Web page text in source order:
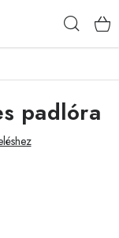
padlóra